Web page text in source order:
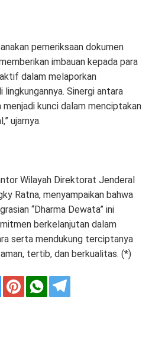
pemeriksaan dokumen
imbauan kepada para
dalam melaporkan
lingkungannya. Sinergi antara
menjadi kunci dalam menciptakan
ujarnya.
Wilayah Direktorat Jenderal
Ratna, menyampaikan bahwa
“Dharma Dewata” ini
berkelanjutan dalam
serta mendukung terciptanya
tertib, dan berkualitas. (*)